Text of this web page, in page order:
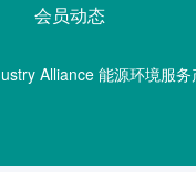
会员动态
Alliance 能源环境服